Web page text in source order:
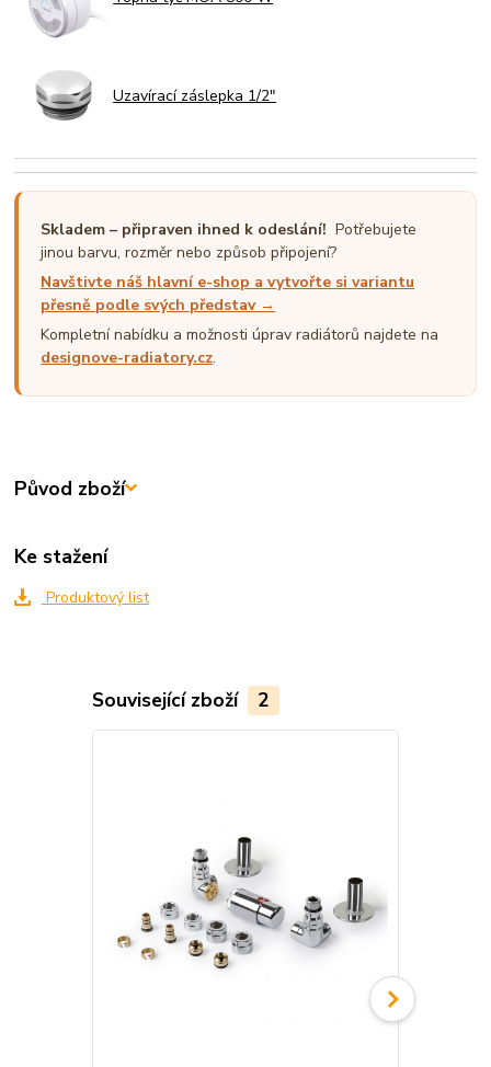
Uzavírací záslepka 1/2"
Skladem – připraven ihned k odeslání! Potřebujete
jinou barvu, rozměr nebo způsob připojení?
Navštivte náš hlavní e-shop a vytvořte si variantu
přesně podle svých představ →
Kompletní nabídku a možnosti úprav radiátorů najdete na
designove-radiatory.cz.
Původ zboží
Ke stažení
Produktový list
Související zboží 2